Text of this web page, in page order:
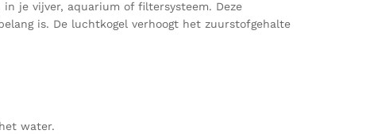
je vijver, aquarium of filtersysteem. Deze
is. De luchtkogel verhoogt het zuurstofgehalte
water.